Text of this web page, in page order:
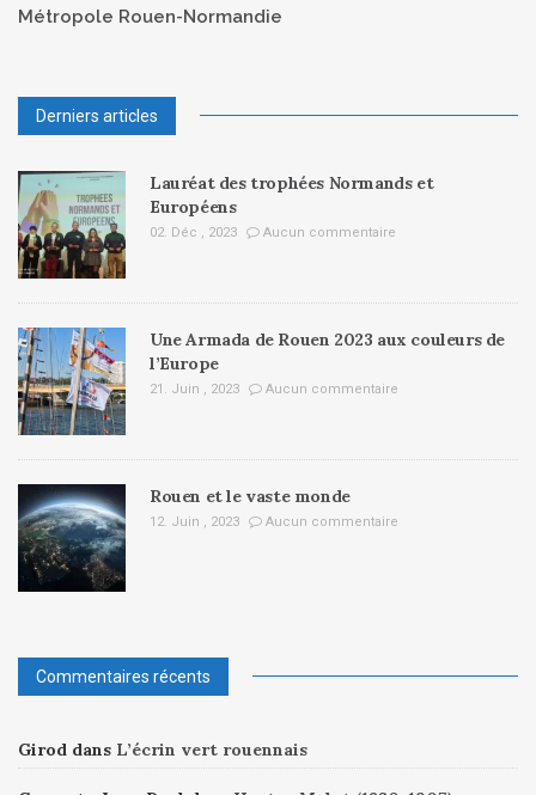
Métropole Rouen-Normandie
Derniers articles
Lauréat des trophées Normands et
Européens
02. Déc , 2023 Aucun commentaire
Une Armada de Rouen 2023 aux couleurs de
l’Europe
21. Juin , 2023 Aucun commentaire
Rouen et le vaste monde
12. Juin , 2023 Aucun commentaire
Commentaires récents
Girod dans L’écrin vert rouennais